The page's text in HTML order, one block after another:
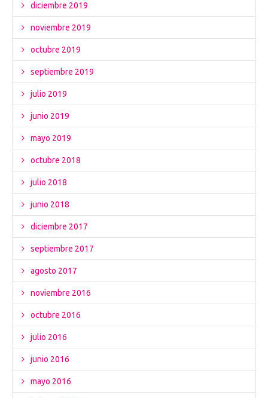
diciembre 2019
noviembre 2019
octubre 2019
septiembre 2019
julio 2019
junio 2019
mayo 2019
octubre 2018
julio 2018
junio 2018
diciembre 2017
septiembre 2017
agosto 2017
noviembre 2016
octubre 2016
julio 2016
junio 2016
mayo 2016